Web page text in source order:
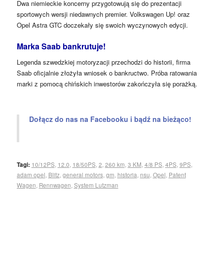
Dwa niemieckie koncerny przygotowują się do prezentacji
sportowych wersji niedawnych premier. Volkswagen Up! oraz
Opel Astra GTC doczekały się swoich wyczynowych edycji.
Marka Saab bankrutuje!
Legenda szwedzkiej motoryzacji przechodzi do historii, firma
Saab oficjalnie złożyła wniosek o bankructwo. Próba ratowania
marki z pomocą chińskich inwestorów zakończyła się porażką.
Dołącz do nas na Facebooku i bądź na bieżąco!
Tagi: 10/12PS 12.0 18/50PS 2 260 km 3 KM 4/8 PS 4PS 9PS
adam opel Blitz general motors, gm historia nsu Opel Patent
Wagen Rennwagen System Lutzman